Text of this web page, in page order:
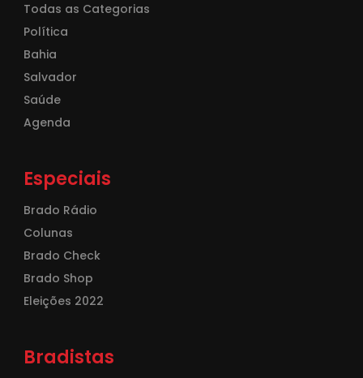
Todas as Categorias
Política
Bahia
Salvador
Saúde
Agenda
Especiais
Brado Rádio
Colunas
Brado Check
Brado Shop
Eleições 2022
Bradistas